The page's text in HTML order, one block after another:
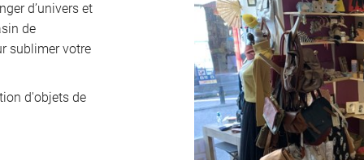
d’univers et
de
sublimer votre
d'objets de